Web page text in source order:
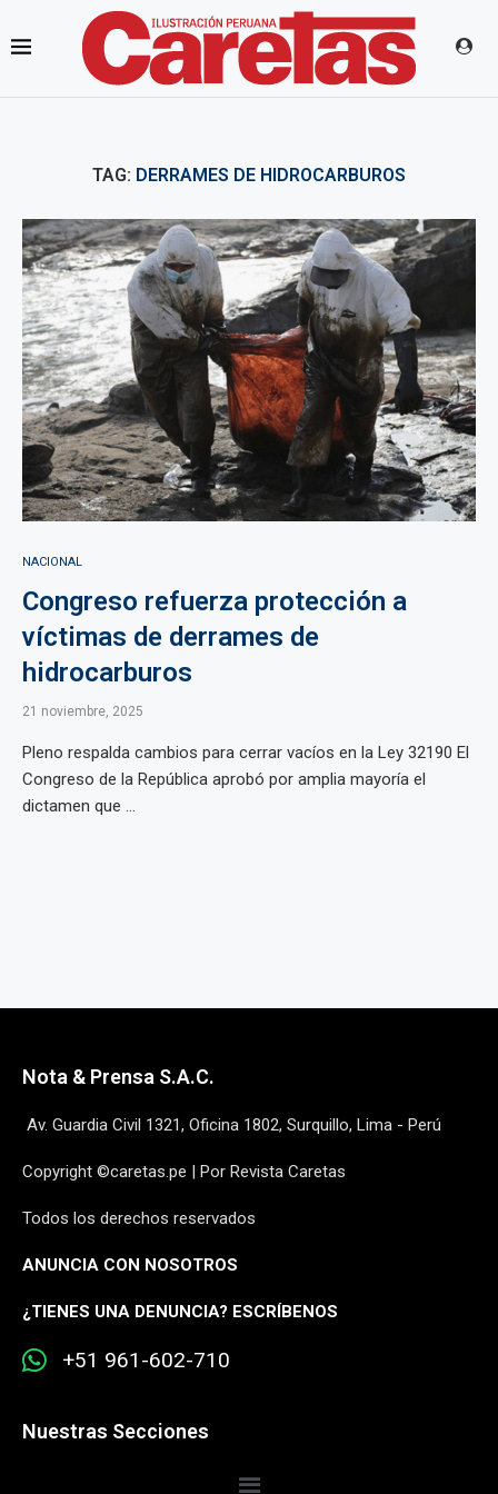
TAG: DERRAMES DE HIDROCARBUROS
NACIONAL
Congreso refuerza protección a
víctimas de derrames de
hidrocarburos
21 noviembre, 2025
Pleno respalda cambios para cerrar vacíos en la Ley 32190 El
Congreso de la República aprobó por amplia mayoría el
dictamen que ...
Nota & Prensa S.A.C.
Av. Guardia Civil 1321, Oficina 1802, Surquillo, Lima - Perú
Copyright ©caretas.pe | Por Revista Caretas
Todos los derechos reservados
ANUNCIA CON NOSOTROS
¿TIENES UNA DENUNCIA? ESCRÍBENOS
+51 961-602-710
Nuestras Secciones